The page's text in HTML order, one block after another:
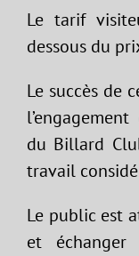
Le tarif
dessous du
Le succès de
du Billard
travail
Le public est
et échanger